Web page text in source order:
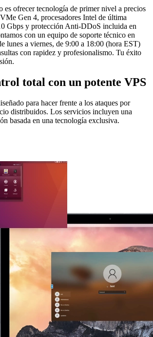
es ofrecer tecnología de primer nivel a precios
Gen 4, procesadores Intel de última
Gbps y protección Anti-DDoS incluida en
con un equipo de soporte técnico en
lunes a viernes, de 9:00 a 18:00 (hora EST)
con rapidez y profesionalismo. Tu éxito
total con un potente VPS
para hacer frente a los ataques por
distribuidos. Los servicios incluyen una
basada en una tecnología exclusiva.